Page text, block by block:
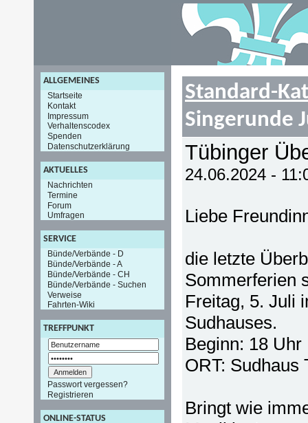
ALLGEMEINES
Startseite
Kontakt
Impressum
Verhaltenscodex
Spenden
Datenschutzerklärung
AKTUELLES
Nachrichten
Termine
Forum
Umfragen
SERVICE
Bünde/Verbände - D
Bünde/Verbände - A
Bünde/Verbände - CH
Bünde/Verbände - Suchen
Verweise
Fahrten-Wiki
TREFFPUNKT
Passwort vergessen?
Registrieren
ONLINE-STATUS
Standard-
Singerunde
Tübinger
24.06.2024 -
Liebe
die letzte
Sommerferien
Freitag, 5. Juli
Sudhauses.
Beginn: 18 Uhr
ORT: Sudhaus
Bringt wie